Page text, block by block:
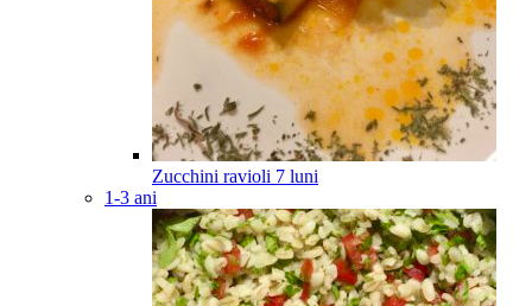
Zucchini ravioli 7 luni
1-3 ani